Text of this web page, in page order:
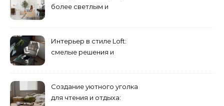
уникального комплекса
более светлым и
помещения
Интерьер в стиле Loft:
смелые решения и
Создание уютного уголка
для чтения и отдыха: